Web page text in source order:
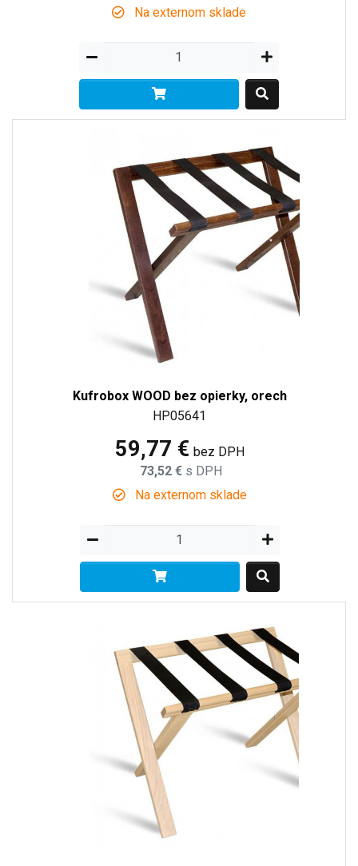
Na externom sklade
Kufrobox WOOD bez opierky, orech
HP05641
59,77 € bez DPH
73,52 € s DPH
Na externom sklade